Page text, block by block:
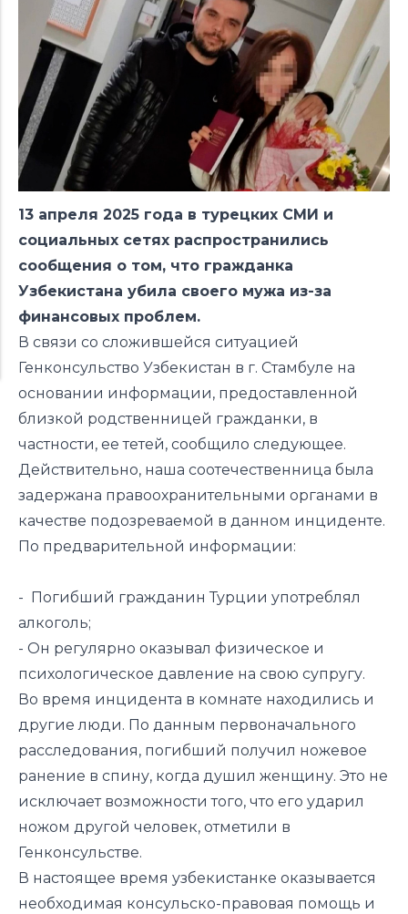
13 апреля 2025 года в турецких СМИ и
социальных сетях распространились
сообщения о том, что гражданка
Узбекистана убила своего мужа из-за
финансовых проблем.
В связи со сложившейся ситуацией
Генконсульство Узбекистан в г. Стамбуле на
основании информации, предоставленной
близкой родственницей гражданки, в
частности, ее тетей, сообщило следующее.
Действительно, наша соотечественница была
задержана правоохранительными органами в
качестве подозреваемой в данном инциденте.
По предварительной информации:
- Погибший гражданин Турции употреблял
алкоголь;
- Он регулярно оказывал физическое и
психологическое давление на свою супругу.
Во время инцидента в комнате находились и
другие люди. По данным первоначального
расследования, погибший получил ножевое
ранение в спину, когда душил женщину. Это не
исключает возможности того, что его ударил
ножом другой человек, отметили в
Генконсульстве.
В настоящее время узбекистанке оказывается
необходимая консульско-правовая помощь и